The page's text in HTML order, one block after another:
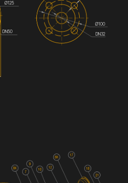
DN50
DN32
Ø125
Ø100